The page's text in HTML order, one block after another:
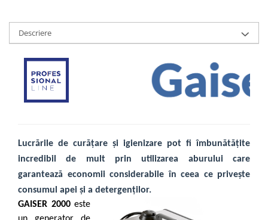
Descriere
Lucrările de curățare și igienizare pot fi îmbunătățite
incredibil de mult
prin utilizarea
aburului care
garantează economii considerabile în ceea ce privește
consumul apei și a detergenților.
GAISER 2000este